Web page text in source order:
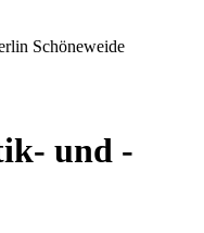
Schöneweide
und -